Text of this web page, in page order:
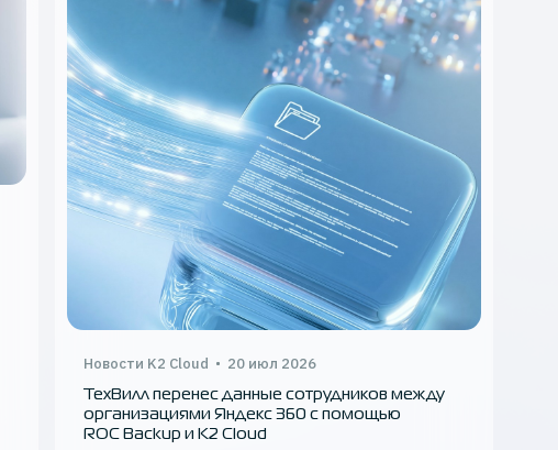
Новости K2 Cloud 20 июл 2026
ТехВилл перенес данные сотрудников между
организациями Яндекс 360 с помощью
ROC Backup и K2 Cloud